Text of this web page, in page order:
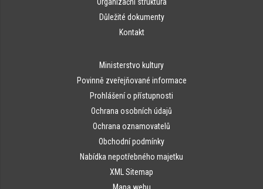
Důležité dokumenty
Kontakt
Ministerstvo kultury
Povinně zveřejňované informace
Prohlášení o přístupnosti
Ochrana osobních údajů
Ochrana oznamovatelů
Obchodní podmínky
Nabídka nepotřebného majetku
XML Sitemap
Mapa webu